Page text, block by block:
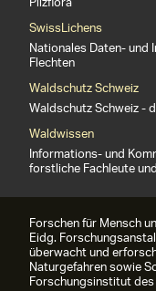
SwissLichens
Nationales Daten-
Flechten
Waldschutz Schweiz
Waldschutz Schweiz -
Waldwissen
Informations- und
forstliche Fachleute
Forschen für Mensch
Eidg.
überwacht und
Naturgefahren sowie
Forschungsinstitut